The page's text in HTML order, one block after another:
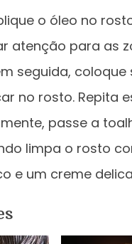
o óleo no
atenção para as
seguida,
no rosto. Repita
passe a
limpa o rosto
e um creme